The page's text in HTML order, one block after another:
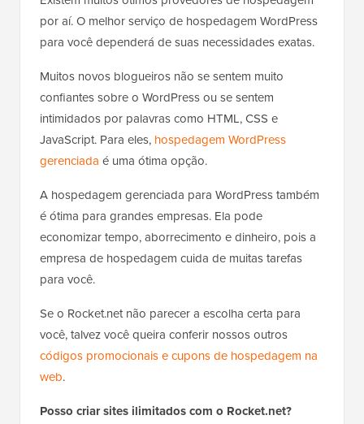
por aí. O melhor serviço de hospedagem WordPress
para você dependerá de suas necessidades exatas.
Muitos novos blogueiros não se sentem muito
confiantes sobre o WordPress ou se sentem
intimidados por palavras como HTML, CSS e
JavaScript. Para eles, hospedagem WordPress
gerenciada é uma ótima opção.
A hospedagem gerenciada para WordPress também
é ótima para grandes empresas. Ela pode
economizar tempo, aborrecimento e dinheiro, pois a
empresa de hospedagem cuida de muitas tarefas
para você.
Se o Rocket.net não parecer a escolha certa para
você, talvez você queira conferir nossos outros
códigos promocionais e cupons de hospedagem na
web.
Posso criar sites ilimitados com o Rocket.net?